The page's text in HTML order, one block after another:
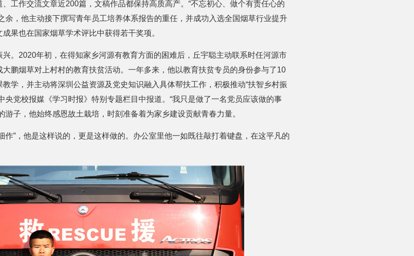
工作交流文章近200篇，文稿作品都保持高质高产。“不忘初心、做个有责任心的
余，他主动接下撰写青年员工培养体系报告的重任，并成功入选全国烟草行业提升
果也在国家烟草学术评比中获得若干奖项。
。2020年初，在得知家乡河源有教育方面的困难后，丘宇聪主动联系时任河源市
大鹏烟草对上村村的教育扶贫活动。一年多来，他以教育扶贫专员的身份参与了10
学，并主动将深圳公益资源及党史知识融入具体帮扶工作，积极推动“扶智乡村振
央党校报媒《学习时报》特别专题栏目中报道。“我只是做了一名党员应该做的事
游子，他始终感恩故土栽培，时刻准备着为家乡建设贡献青春力量。
作”，他是这样说的，更是这样做的。办公室里他一如既往敲打着键盘，在这平凡的